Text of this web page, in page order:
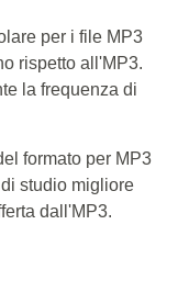
per i file MP3
rispetto all'MP3.
la frequenza di
formato per MP3
studio migliore
dall'MP3.